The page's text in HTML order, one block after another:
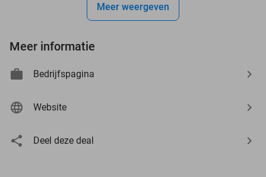
Meer weergeven
Meer informatie
Bedrijfspagina
Website
Deel deze deal